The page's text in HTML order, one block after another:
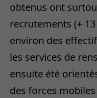
obtenus ont
recrutements (+
environ des
les services de
ensuite été
des forces mobiles